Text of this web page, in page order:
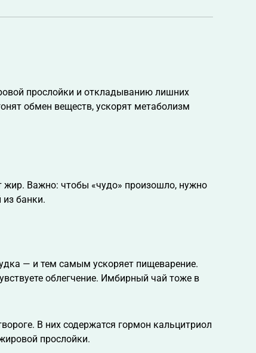
прослойки и откладыванию лишних
обмен веществ, ускорят метаболизм
Важно: чтобы «чудо» произошло, нужно
банки.
— и тем самым ускоряет пищеварение.
облегчение. Имбирный чай тоже в
В них содержатся гормон кальцитриол
прослойки.